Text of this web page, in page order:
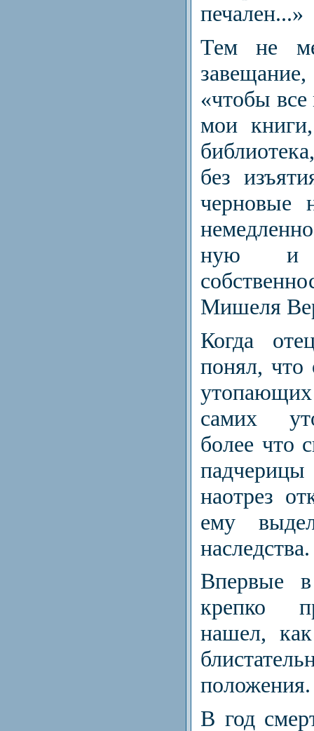
печален...»
Тем не
«чтобы
мои
без
черновые
ную и
Мишеля
Когда
понял, что
самих
более что
наотрез
ему
наследства.
Впервые
крепко
нашел,
положения.
В год